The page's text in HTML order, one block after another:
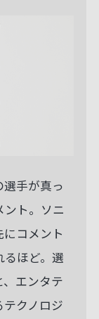
手が真っ
ト。ソニ
コメント
るほど。選
エンタテ
クノロジ